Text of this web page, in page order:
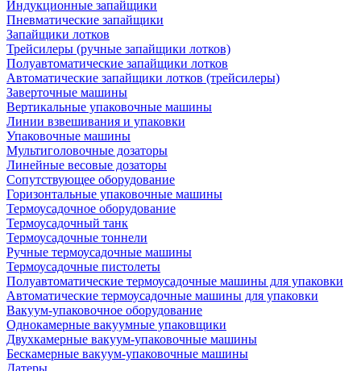
Индукционные запайщики
Пневматические запайщики
Запайщики лотков
Трейсилеры (ручные запайщики лотков)
Полуавтоматические запайщики лотков
Автоматические запайщики лотков (трейсилеры)
Заверточные машины
Вертикальные упаковочные машины
Линии взвешивания и упаковки
Упаковочные машины
Мультиголовочные дозаторы
Линейные весовые дозаторы
Сопутствующее оборудование
Горизонтальные упаковочные машины
Термоусадочное оборудование
Термоусадочный танк
Термоусадочные тоннели
Ручные термоусадочные машины
Термоусадочные пистолеты
Полуавтоматические термоусадочные машины для упаковки
Автоматические термоусадочные машины для упаковки
Вакуум-упаковочное оборудование
Однокамерные вакуумные упаковщики
Двухкамерные вакуум-упаковочные машины
Бескамерные вакуум-упаковочные машины
Датеры